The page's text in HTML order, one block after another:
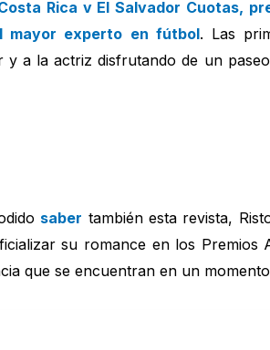
Rica v El Salvador Cuotas,
mayor experto en fútbol. Las
y a la actriz disfrutando de un
saber también esta revista,
su romance en los
que se encuentran en un